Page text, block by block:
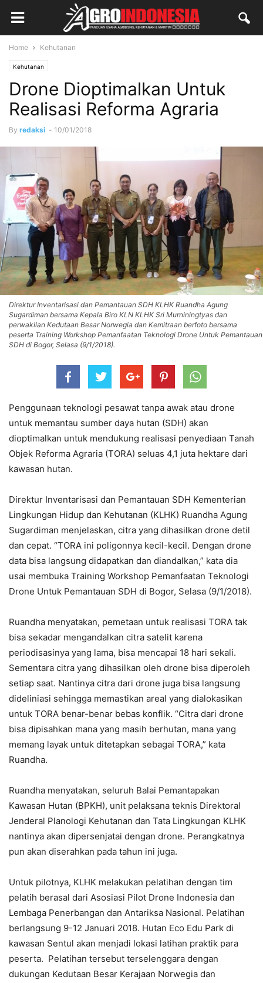
Home Kehutanan
Kehutanan
Drone Dioptimalkan Untuk
Realisasi Reforma Agraria
By redaksi - 10/01/2018
Direktur Inventarisasi dan Pemantauan SDH KLHK Ruandha Agung
Sugardiman bersama Kepala Biro KLN KLHK Sri Murniningtyas dan
perwakilan Kedutaan Besar Norwegia dan Kemitraan berfoto bersama
peserta Training Workshop Pemanfaatan Teknologi Drone Untuk Pemantauan
SDH di Bogor, Selasa (9/1/2018).
Penggunaan teknologi pesawat tanpa awak atau drone
untuk memantau sumber daya hutan (SDH) akan
dioptimalkan untuk mendukung realisasi penyediaan Tanah
Objek Reforma Agraria (TORA) seluas 4,1 juta hektare dari
kawasan hutan.
Direktur Inventarisasi dan Pemantauan SDH Kementerian
Lingkungan Hidup dan Kehutanan (KLHK) Ruandha Agung
Sugardiman menjelaskan, citra yang dihasilkan drone detil
dan cepat. “TORA ini poligonnya kecil-kecil. Dengan drone
data bisa langsung didapatkan dan diandalkan,” kata dia
usai membuka Training Workshop Pemanfaatan Teknologi
Drone Untuk Pemantauan SDH di Bogor, Selasa (9/1/2018).
Ruandha menyatakan, pemetaan untuk realisasi TORA tak
bisa sekadar mengandalkan citra satelit karena
periodisasinya yang lama, bisa mencapai 18 hari sekali.
Sementara citra yang dihasilkan oleh drone bisa diperoleh
setiap saat. Nantinya citra dari drone juga bisa langsung
dideliniasi sehingga memastikan areal yang dialokasikan
untuk TORA benar-benar bebas konflik. “Citra dari drone
bisa dipisahkan mana yang masih berhutan, mana yang
memang layak untuk ditetapkan sebagai TORA,” kata
Ruandha.
Ruandha menyatakan, seluruh Balai Pemantapakan
Kawasan Hutan (BPKH), unit pelaksana teknis Direktoral
Jenderal Planologi Kehutanan dan Tata Lingkungan KLHK
nantinya akan dipersenjatai dengan drone. Perangkatnya
pun akan diserahkan pada tahun ini juga.
Untuk pilotnya, KLHK melakukan pelatihan dengan tim
pelatih berasal dari Asosiasi Pilot Drone Indonesia dan
Lembaga Penerbangan dan Antariksa Nasional. Pelatihan
berlangsung 9-12 Januari 2018. Hutan Eco Edu Park di
kawasan Sentul akan menjadi lokasi latihan praktik para
peserta. Pelatihan tersebut terselenggara dengan
dukungan Kedutaan Besar Kerajaan Norwegia dan